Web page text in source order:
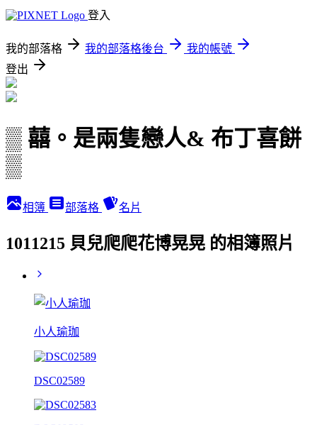
登入
我的部落格 我的部落格後台
我的帳號
登出
▒ 囍。是兩隻戀人& 布丁喜餅
▒
相簿 部落格 名片
1011215 貝兒爬爬花博晃晃 的相簿照片
小人瑜珈
DSC02589